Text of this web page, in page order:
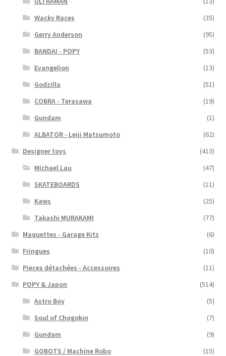
Wacky Races
(35)
Gerry Anderson
(95)
BANDAI - POPY
(53)
Evangelion
(13)
Godzilla
(51)
COBRA - Terasawa
(19)
Gundam
(1)
ALBATOR - Leiji Matsumoto
(62)
Designer toys
(413)
Michael Lau
(47)
SKATEBOARDS
(11)
Kaws
(25)
Takashi MURAKAMI
(77)
Maquettes - Garage Kits
(6)
Fringues
(10)
Pieces détachées - Accessoires
(11)
POPY & Japon
(514)
Astro Boy
(5)
Soul of Chogokin
(7)
Gundam
(9)
GOBOTS / Machine Robo
(15)